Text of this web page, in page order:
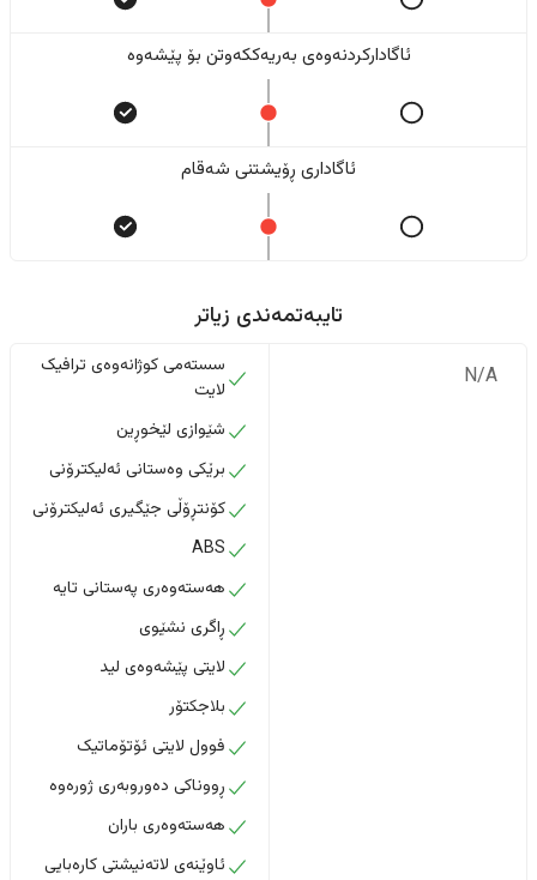
ئاگادارکردنەوەی بەریەککەوتن بۆ پێشەوە
ئاگاداری ڕۆیشتنی شەقام
تایبەتمەندی زیاتر
N/A
سستەمی کوژانەوەی ترافیک
لایت
شێوازی لێخوڕین
برێکی وەستانی ئەلیکترۆنی
کۆنتڕۆڵی جێگیری ئەلیکترۆنی
ABS
هەستەوەری پەستانی تایە
ڕاگری نشێوی
لایتی پێشەوەی لید
بلاجکتۆر
فوول لایتی ئۆتۆماتیک
ڕووناکی دەوروبەری ژورەوە
هەستەوەری باران
ئاوێنەی لاتەنیشتی کارەبایی